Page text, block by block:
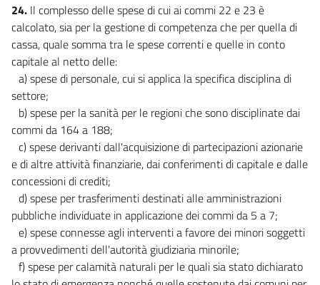
24. Il complesso delle spese di cui ai commi 22 e 23 è
calcolato, sia per la gestione di competenza che per quella di
cassa, quale somma tra le spese correnti e quelle in conto
capitale al netto delle:
a) spese di personale, cui si applica la specifica disciplina di
settore;
b) spese per la sanità per le regioni che sono disciplinate dai
commi da 164 a 188;
c) spese derivanti dall'acquisizione di partecipazioni azionarie
e di altre attività finanziarie, dai conferimenti di capitale e dalle
concessioni di crediti;
d) spese per trasferimenti destinati alle amministrazioni
pubbliche individuate in applicazione dei commi da 5 a 7;
e) spese connesse agli interventi a favore dei minori soggetti
a provvedimenti dell'autorità giudiziaria minorile;
f) spese per calamità naturali per le quali sia stato dichiarato